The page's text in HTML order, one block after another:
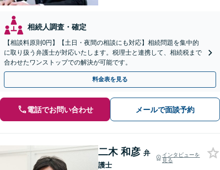
相続人調査・確定
【相談料原則0円】【土日・夜間の相談にも対応】相続問題を集中的
に取り扱う弁護士が対応いたします。税理士と連携して、相続税まで
合わせたワンストップでの解決が可能です。
料金表を見る
電話でお問い合わせ メールで面談予約
二木 和彦 弁
護士
インタビューを
見る